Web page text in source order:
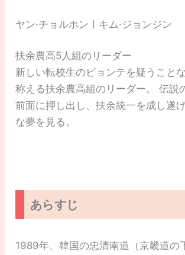
ヤン·チョルホンㅣキム·ジョンジン
扶余農高5人組のリーダー
新しい転校生のビョンテを疑うこと
称える扶余農高組のリーダー。 伝説
前面に押し出し、扶余統一を成し遂
な夢を見る。
あらすじ
1989年、韓国の忠清南道（京畿道の